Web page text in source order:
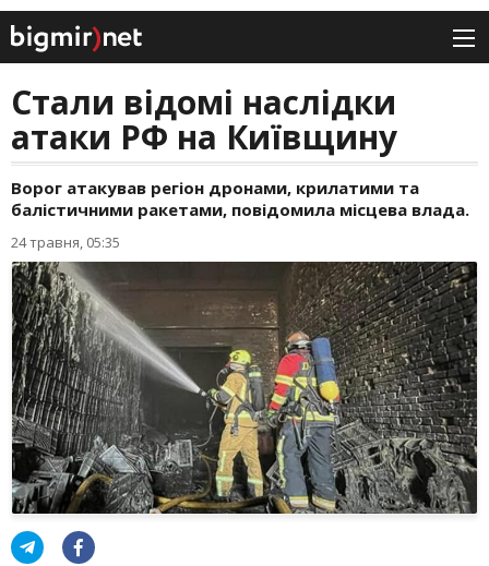
Стали відомі наслідки
атаки РФ на Київщину
Ворог атакував регіон дронами, крилатими та
балістичними ракетами, повідомила місцева влада.
24 травня, 05:35